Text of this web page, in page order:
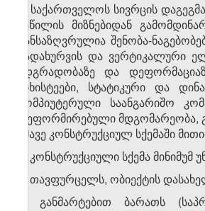
1. საქართველოს სივრცის
ნაწილის მიზნებიდან
განსაზღვრულია შენობა-
გადახურვის და ვერტიკალური
მდგრადობაზე და
სიხისტეები, სტატიკური და
კომპიუტერული საანგარიშო
დეფორმირებული მდგომარეობა,
ამავე კონსტრუქციულ სქემაში
2. კონსტრუქციული სქემა მინიმუმ
ა) თავფურცელს, ობიექტის
ბ) განმარტებით ბარათს